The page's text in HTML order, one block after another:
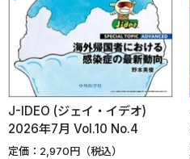
21．インフルエンザ様の熱だが…
22．見たことないと，診断できな
23．ベテランの「俺の経験では」
24．その情報はどこから？
25．MRさんが胆汁移行性がいい
26．アイデンティティはゴキブリ
27．免疫が弱っているから，予防
J-IDEO (ジェイ・イデオ)
2026年7月 Vol.10 No.4
定価：2,970円（税込）